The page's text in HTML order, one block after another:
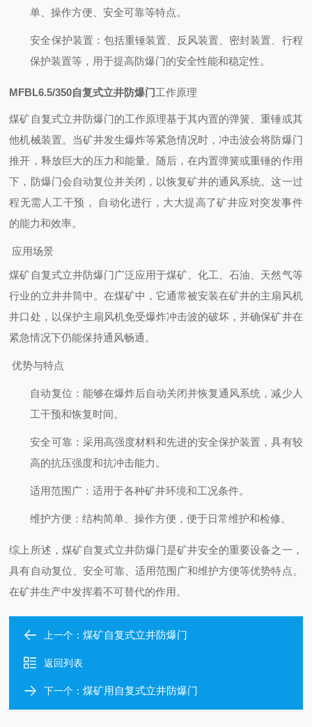
单、操作方便、安全可靠等特点。
安全保护装置 ：包括重锤装置、反风装置、密封装置、行程
保护装置等，用于提高防爆门的安全性能和稳定性。
MFBL6.5/350自复式立井防爆门工作原理
煤矿自复式立井防爆门的工作原理基于其内置的弹簧、重锤或其
他机械装置。当矿井发生爆炸等紧急情况时，冲击波会将防爆门
推开，释放巨大的压力和能量。随后，在内置弹簧或重锤的作用
下，防爆门会自动复位并关闭，以恢复矿井的通风系统。这一过
程无需人工干预，
自动化进行，大大提高了矿井应对突发事件
的能力和效率。
应用场景
煤矿自复式立井防爆门广泛应用于煤矿、化工、石油、天然气等
行业的立井井筒中。在煤矿中，它通常被安装在矿井的主扇风机
井口处，以保护主扇风机免受爆炸冲击波的破坏，并确保矿井在
紧急情况下仍能保持通风畅通。
优势与特点
自动复位 ：能够在爆炸后自动关闭并恢复通风系统，减少人
工干预和恢复时间。
安全可靠：采用高强度材料和先进的安全保护装置，具有较
高的抗压强度和抗冲击能力。
适用范围广 ：适用于各种矿井环境和工况条件。
维护方便 ：结构简单、操作方便，便于日常维护和检修。
综上所述，煤矿自复式立井防爆门是矿井安全的重要设备之一，
具有自动复位、安全可靠、适用范围广和维护方便等优势特点。
在矿井生产中发挥着不可替代的作用。
上一个：煤矿自复式立井防爆门
返回列表
下一个：煤矿用自复式立井防爆门